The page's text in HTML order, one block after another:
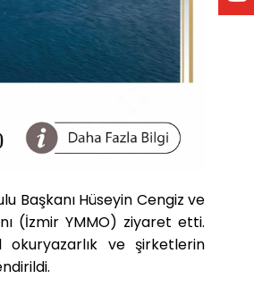
Başkanı Hüseyin Cengiz ve
(İzmir YMMO) ziyaret etti.
okuryazarlık ve şirketlerin